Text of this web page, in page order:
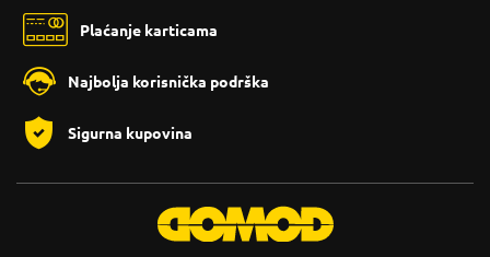
Plaćanje karticama
Najbolja korisnička podrška
Sigurna kupovina